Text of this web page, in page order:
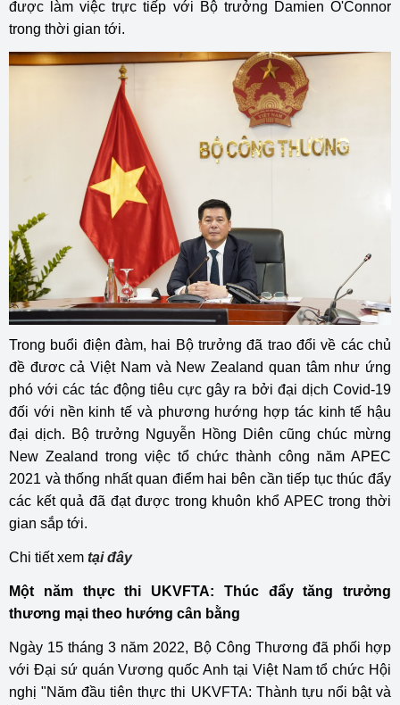
được làm việc trực tiếp với Bộ trưởng Damien O'Connor
trong thời gian tới.
Trong buổi điện đàm, hai Bộ trưởng đã trao đổi về các chủ
đề đươc cả Việt Nam và New Zealand quan tâm như ứng
phó với các tác động tiêu cực gây ra bởi đại dịch Covid-19
đối với nền kinh tế và phương hướng hợp tác kinh tế hậu
đại dịch. Bộ trưởng Nguyễn Hồng Diên cũng chúc mừng
New Zealand trong việc tổ chức thành công năm APEC
2021 và thống nhất quan điểm hai bên cần tiếp tục thúc đẩy
các kết quả đã đạt được trong khuôn khổ APEC trong thời
gian sắp tới.
Chi tiết xem tại đây
Một năm thực thi UKVFTA: Thúc đẩy tăng trưởng
thương mại theo hướng cân bằng
Ngày 15 tháng 3 năm 2022, Bộ Công Thương đã phối hợp
với Đại sứ quán Vương quốc Anh tại Việt Nam tổ chức Hội
nghị "Năm đầu tiên thực thi UKVFTA: Thành tựu nổi bật và